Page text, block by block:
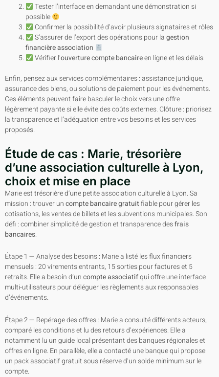
Tester l’interface en demandant une démonstration si
possible
Confirmer la possibilité d’avoir plusieurs signataires et rôles
S’assurer de l’export des opérations pour lagestion
financière association
Vérifier l’ouverture compte bancaireen ligne et les délais
Enfin, pensez aux services complémentaires : assistance juridique,
assurance des biens, ou solutions de paiement pour les événements.
Ces éléments peuvent faire basculer le choix vers une offre
légèrement payante si elle évite des coûts externes. Clôture : priorisez
la transparence et l’adéquation entre vos besoins et les services
proposés.
Étude de cas : Marie, trésorière
d’une association culturelle à Lyon,
choix et mise en place
Marie est trésorière d’une petite association culturelle à Lyon. Sa
mission : trouver uncompte bancaire gratuitfiable pour gérer les
cotisations, les ventes de billets et les subventions municipales. Son
défi : combiner simplicité de gestion et transparence desfrais
bancaires.
Étape 1 — Analyse des besoins : Marie a listé les flux financiers
mensuels : 20 virements entrants, 15 sorties pour factures et 5
retraits. Elle a besoin d’uncompte associatifqui offre une interface
multi-utilisateurs pour déléguer les règlements aux responsables
d’événements.
Étape 2 — Repérage des offres : Marie a consulté différents acteurs,
comparé les conditions et lu des retours d’expériences. Elle a
notamment lu un guide local présentant des banques régionales et
offres en ligne. En parallèle, elle a contacté une banque qui propose
un pack associatif gratuit sous réserve d’un solde minimum sur le
compte.